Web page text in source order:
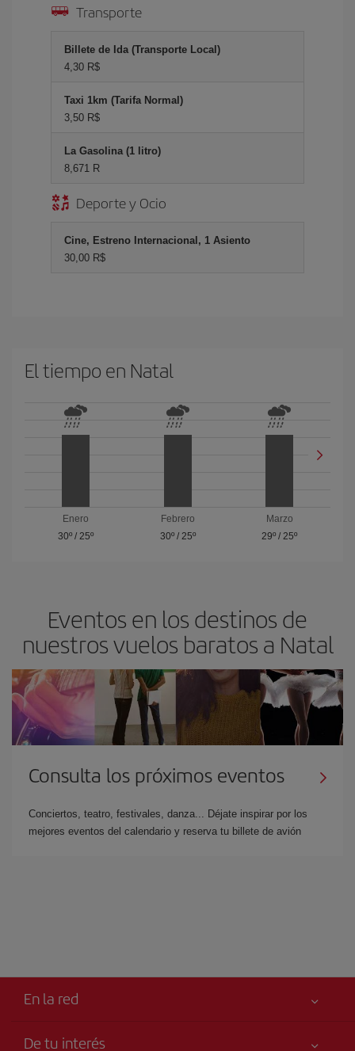
Transporte
Billete de Ida (Transporte Local)
4,30 R$
Taxi 1km (Tarifa Normal)
3,50 R$
La Gasolina (1 litro)
8,671 R
Deporte y Ocio
Cine, Estreno Internacional, 1 Asiento
30,00 R$
El tiempo en Natal
Enero
30º/ 25º
Febrero
30º/ 25º
Marzo
29º /25º
Eventos en los destinos de
nuestros vuelos baratos a Natal
Consulta los próximos eventos
Conciertos, teatro, festivales, danza... Déjate inspirar por los
mejores eventos del calendario y reserva tu billete de avión
En la red
De tu interés